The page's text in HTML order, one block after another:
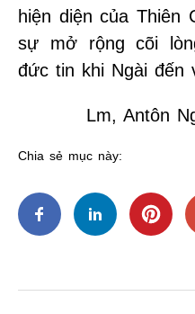
hiện diện của Thiên
sự mở rộng cõi
đức tin khi Ngài đến
Lm, Antôn
Chia sẻ mục này: